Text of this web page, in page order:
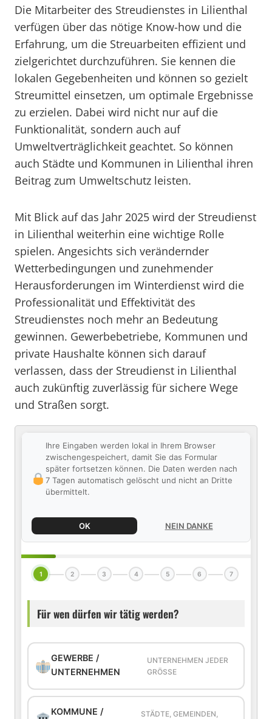
Die Mitarbeiter des Streudienstes in Lilienthal
verfügen über das nötige Know-how und die
Erfahrung, um die Streuarbeiten effizient und
zielgerichtet durchzuführen. Sie kennen die
lokalen Gegebenheiten und können so gezielt
Streumittel einsetzen, um optimale Ergebnisse
zu erzielen. Dabei wird nicht nur auf die
Funktionalität, sondern auch auf
Umweltverträglichkeit geachtet. So können
auch Städte und Kommunen in Lilienthal ihren
Beitrag zum Umweltschutz leisten.
Mit Blick auf das Jahr 2025 wird der Streudienst
in Lilienthal weiterhin eine wichtige Rolle
spielen. Angesichts sich verändernder
Wetterbedingungen und zunehmender
Herausforderungen im Winterdienst wird die
Professionalität und Effektivität des
Streudienstes noch mehr an Bedeutung
gewinnen. Gewerbebetriebe, Kommunen und
private Haushalte können sich darauf
verlassen, dass der Streudienst in Lilienthal
auch zukünftig zuverlässig für sichere Wege
und Straßen sorgt.
Ihre Eingaben werden lokal in Ihrem Browser
zwischengespeichert, damit Sie das Formular
später fortsetzen können. Die Daten werden nach
7 Tagen automatisch gelöscht und nicht an Dritte
übermittelt.
OK NEIN DANKE
1 2 3 4 5 6 7
Für wen dürfen wir tätig werden?
GEWERBE /
UNTERNEHMEN
UNTERNEHMEN JEDER
GRÖSSE
KOMMUNE /
STÄDTE, GEMEINDEN,